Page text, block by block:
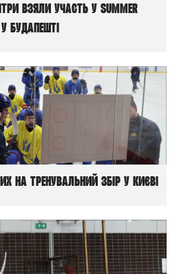
взяли участь у Summer
Будапешті
на тренувальний збір у Києві